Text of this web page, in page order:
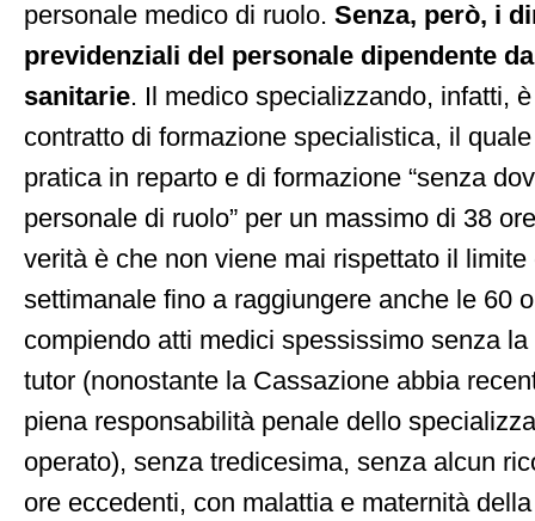
personale medico di ruolo. Senza, però, i
previdenziali del personale dipendente
sanitarie. Il medico specializzando, infatti,
contratto di formazione specialistica, il
pratica in reparto e di formazione “senza
personale di ruolo” per un massimo di 38
verità è che non viene mai rispettato il limite
settimanale fino a raggiungere anche le 60
compiendo atti medici spessissimo senza
tutor (nonostante la Cassazione abbia
piena responsabilità penale dello
operato), senza tredicesima, senza alcun
ore eccedenti, con malattia e maternità